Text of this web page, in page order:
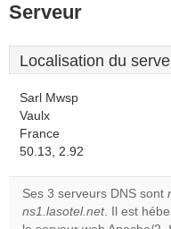
Serveur
Localisation du
Sarl Mwsp
Vaulx
France
50.13, 2.92
Ses 3 serveurs DNS sont
ns1.lasotel.net. Il est